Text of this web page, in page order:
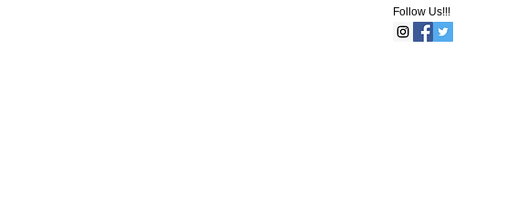
Follow Us!!!